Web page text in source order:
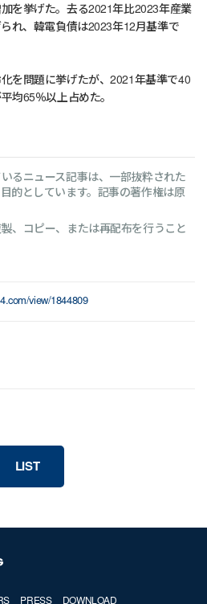
を挙げた。去る2021年比2023年産業
れ、韓電負債は2023年12月基準で
を問題に挙げたが、2021年基準で40
均65％以上占めた。
るニュース記事は、一部抜粋された
的としています。記事の著作権は原
、コピー、または再配布を行うこと
view/1844809
LIST
PRESS DOWNLOAD